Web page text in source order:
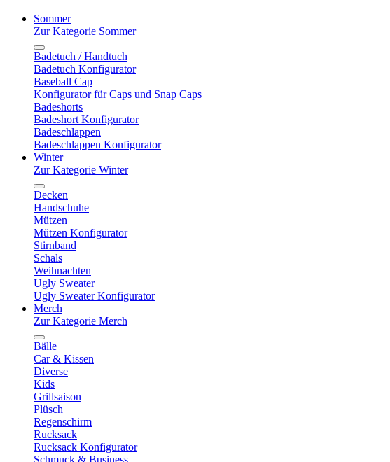
Sommer
Zur Kategorie Sommer
Badetuch / Handtuch
Badetuch Konfigurator
Baseball Cap
Konfigurator für Caps und Snap Caps
Badeshorts
Badeshort Konfigurator
Badeschlappen
Badeschlappen Konfigurator
Winter
Zur Kategorie Winter
Decken
Handschuhe
Mützen
Mützen Konfigurator
Stirnband
Schals
Weihnachten
Ugly Sweater
Ugly Sweater Konfigurator
Merch
Zur Kategorie Merch
Bälle
Car & Kissen
Diverse
Kids
Grillsaison
Plüsch
Regenschirm
Rucksack
Rucksack Konfigurator
Schmuck & Business